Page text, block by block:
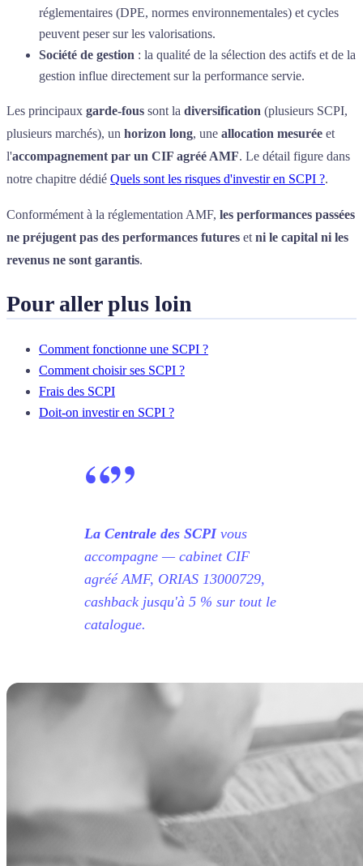
réglementaires (DPE, normes environnementales) et cycles
peuvent peser sur les valorisations.
Société de gestion : la qualité de la sélection des actifs et de la
gestion influe directement sur la performance servie.
Les principaux garde-fous sont la diversification (plusieurs SCPI,
plusieurs marchés), un horizon long, une allocation mesurée et
l'accompagnement par un CIF agréé AMF. Le détail figure dans
notre chapitre dédié Quels sont les risques d'investir en SCPI ?.
Conformément à la réglementation AMF, les performances passées
ne préjugent pas des performances futures et ni le capital ni les
revenus ne sont garantis.
Pour aller plus loin
Comment fonctionne une SCPI ?
Comment choisir ses SCPI ?
Frais des SCPI
Doit-on investir en SCPI ?
“”
La Centrale des SCPIvous
accompagne — cabinet CIF
agréé AMF, ORIAS 13000729,
cashback jusqu'à 5 % sur tout le
catalogue.